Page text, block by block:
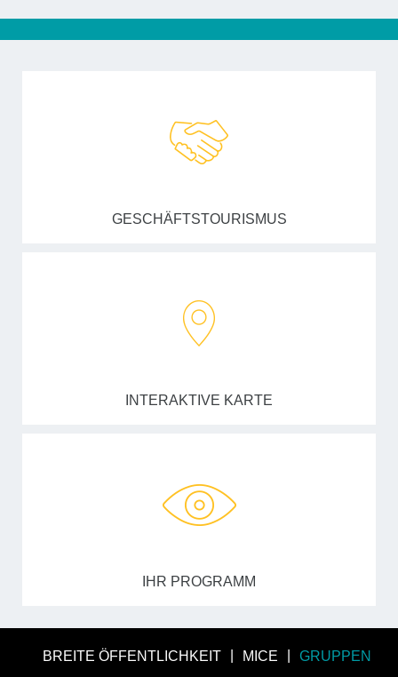
GESCHÄFTSTOURISMUS
INTERAKTIVE KARTE
IHR PROGRAMM
BREITE ÖFFENTLICHKEIT MICE GRUPPEN